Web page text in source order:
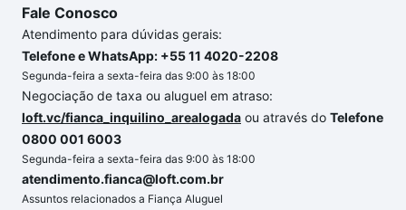
Fale Conosco
Atendimento para dúvidas gerais:
Telefone e WhatsApp: +55 11 4020-2208
Segunda-feira a sexta-feira das 9:00 às 18:00
Negociação de taxa ou aluguel em atraso:
loft.vc/fianca_inquilino_arealogada ou através do Telefone
0800 001 6003
Segunda-feira a sexta-feira das 9:00 às 18:00
atendimento.fianca@loft.com.br
Assuntos relacionados a Fiança Aluguel